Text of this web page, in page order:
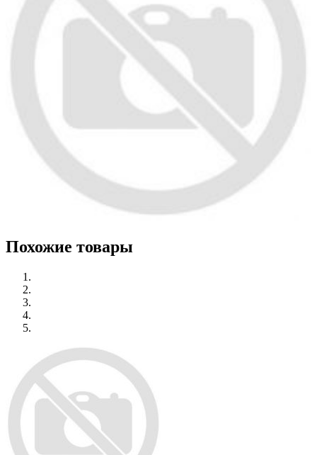
Похожие товары